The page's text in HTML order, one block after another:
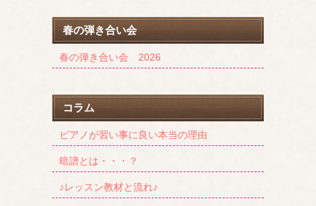
春の弾き合い会
春の弾き合い会 2026
コラム
ピアノが習い事に良い本当の理由
暗譜とは・・・？
♪レッスン教材と流れ♪